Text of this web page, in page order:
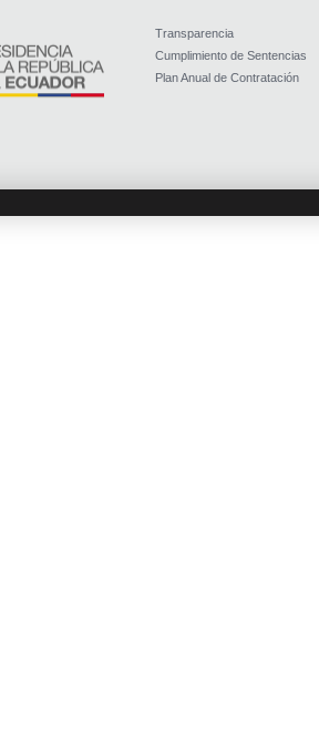
Transparencia
Cumplimiento de Sentencias
Plan Anual de Contratación